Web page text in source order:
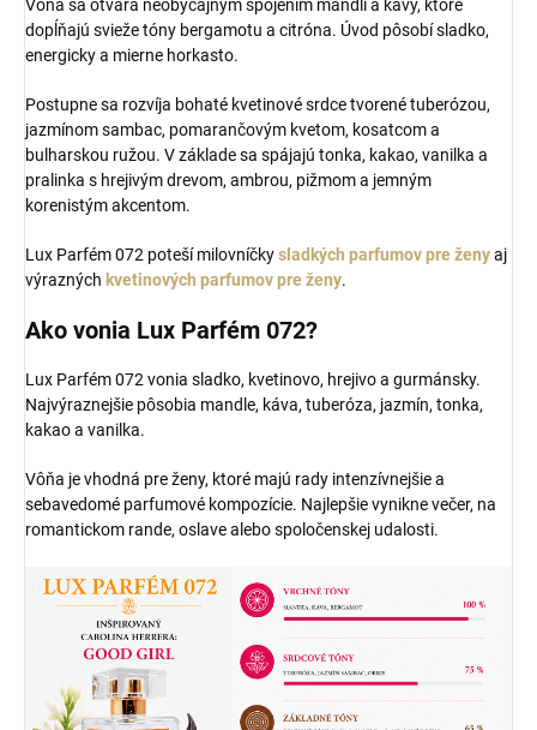
Vôňa sa otvára neobyčajným spojením mandlí a kávy, ktoré
dopĺňajú svieže tóny bergamotu a citróna. Úvod pôsobí sladko,
energicky a mierne horkasto.
Postupne sa rozvíja bohaté kvetinové srdce tvorené tuberózou,
jazmínom sambac, pomarančovým kvetom, kosatcom a
bulharskou ružou. V základe sa spájajú tonka, kakao, vanilka a
pralinka s hrejivým drevom, ambrou, pižmom a jemným
korenistým akcentom.
Lux Parfém 072 poteší milovníčkysladkých parfumov pre ženyaj
výrazných kvetinových parfumov pre ženy.
Ako vonia Lux Parfém 072?
Lux Parfém 072 vonia sladko, kvetinovo, hrejivo a gurmánsky.
Najvýraznejšie pôsobia mandle, káva, tuberóza, jazmín, tonka,
kakao a vanilka.
Vôňa je vhodná pre ženy, ktoré majú rady intenzívnejšie a
sebavedomé parfumové kompozície. Najlepšie vynikne večer, na
romantickom rande, oslave alebo spoločenskej udalosti.